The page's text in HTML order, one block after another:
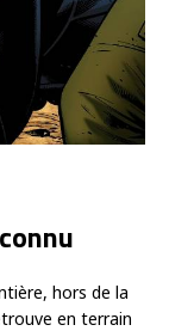
hors de la
en terrain